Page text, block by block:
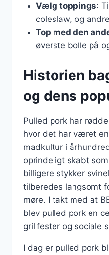
Vælg toppings:
coleslaw, og
Top med den
øverste bolle på
Historien
og dens
Pulled pork har
hvor det har været
madkultur i
oprindeligt skabt
billigere stykker
tilberedes langsomt
møre. I takt med at
blev pulled pork en
grillfester og sociale
I dag er pulled pork